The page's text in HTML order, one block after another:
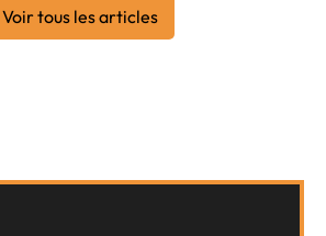
Voir tous les articles